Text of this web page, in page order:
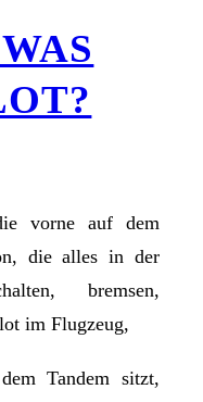
vorne auf dem
die alles in der
bremsen,
im Flugzeug,
Tandem sitzt,